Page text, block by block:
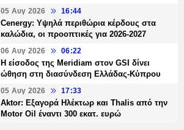
05 Αυγ 2026 16:44
Cenergy: Υψηλά περιθώρια κέρδους στα
καλώδια, οι προοπτικές για 2026-2027
06 Αυγ 2026 06:22
Η είσοδος της Meridiam στον GSI δίνει
ώθηση στη διασύνδεση Ελλάδας-Κύπρου
05 Αυγ 2026 17:33
Aktor: Εξαγορά Ηλέκτωρ και Thalis από την
Motor Oil έναντι 300 εκατ. ευρώ